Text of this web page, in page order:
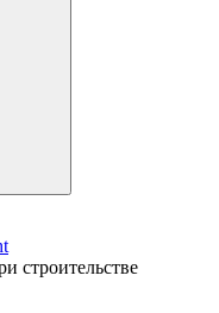
строительстве